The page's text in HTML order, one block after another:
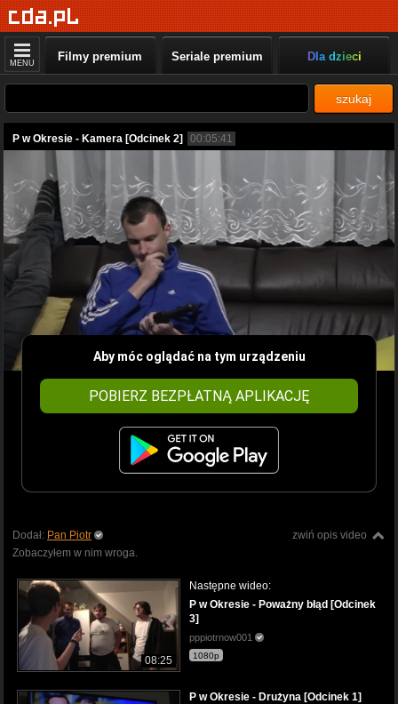
MENU Filmy premium Seriale premium Dla dzieci
szukaj
P w Okresie - Kamera [Odcinek 2] 00:05:41
Aby móc oglądać na tym urządzeniu
POBIERZ BEZPŁATNĄ APLIKACJĘ
zwiń opis video
Dodał: Pan Piotr
Zobaczyłem w nim wroga.
08:25
Następne wideo:
P w Okresie - Poważny błąd [Odcinek
3]
pppiotrnow001
1080p
P w Okresie - Drużyna [Odcinek 1]